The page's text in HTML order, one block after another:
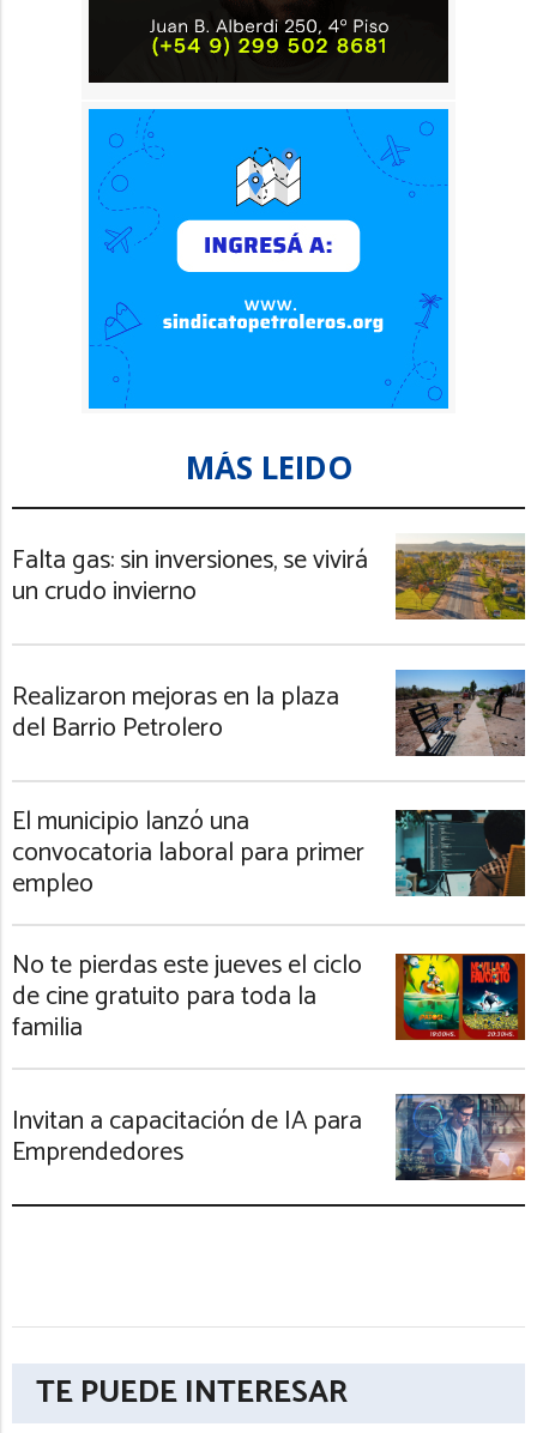
MÁS LEIDO
Falta gas: sin inversiones, se vivirá
un crudo invierno
Realizaron mejoras en la plaza
del Barrio Petrolero
El municipio lanzó una
convocatoria laboral para primer
empleo
No te pierdas este jueves el ciclo
de cine gratuito para toda la
familia
Invitan a capacitación de IA para
Emprendedores
TE PUEDE INTERESAR